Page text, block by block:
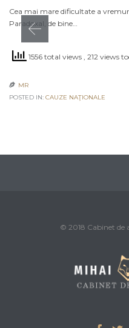
Cea mai mare dificultate a
Paradoxal, de bine…
1556 total views , 212 views
 MR
POSTED IN: CAUZE NAŢIONALE
© 2018 Cabinet de